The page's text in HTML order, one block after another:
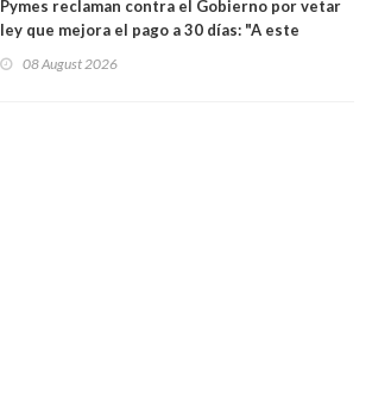
Pymes reclaman contra el Gobierno por vetar
ley que mejora el pago a 30 días: "A este
medianas empresas"
08 August 2026